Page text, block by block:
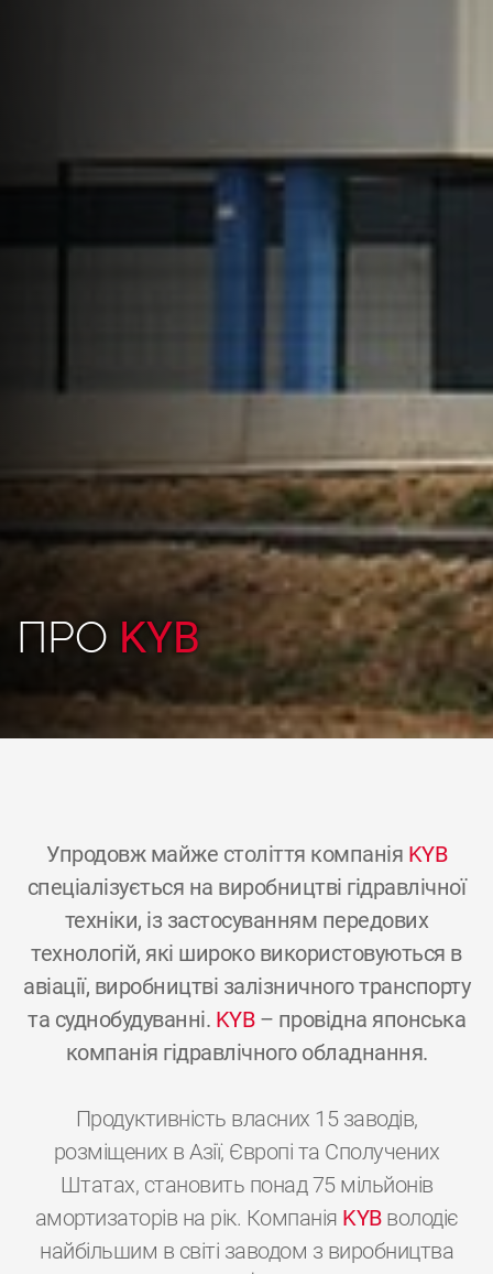
ПРО KYB
Упродовж майже століття компанія KYB
спеціалізується на виробництві гідравлічної
техніки, із застосуванням передових
технологій, які широко використовуються в
авіації, виробництві залізничного транспорту
та суднобудуванні. KYB– провідна японська
компанія гідравлічного обладнання.
Продуктивність власних 15 заводів,
розміщених в Азії, Європі та Сполучених
Штатах, становить понад 75 мільйонів
амортизаторів на рік. Компанія KYBволодіє
найбільшим в світі заводом з виробництва